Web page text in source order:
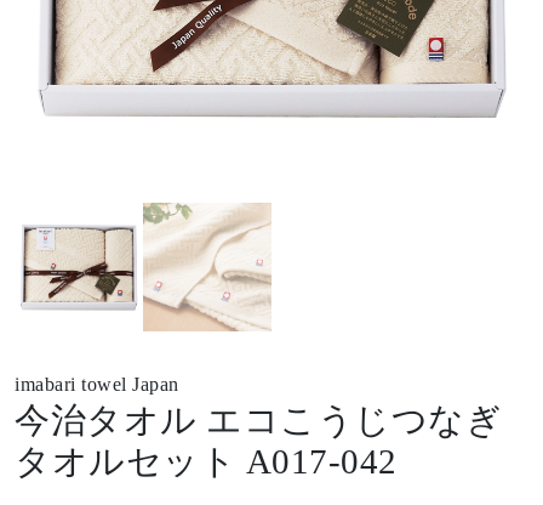
imabari towel Japan
今治タオル エコこうじつなぎ
タオルセット A017-042